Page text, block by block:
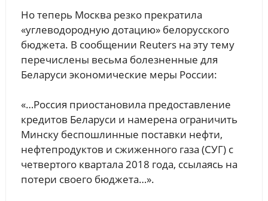
Но теперь Москва резко прекратила
«углеводородную дотацию» белорусского
бюджета. В сообщении Reuters на эту тему
перечислены весьма болезненные для
Беларуси экономические меры России:
«…Россия приостановила предоставление
кредитов Беларуси и намерена ограничить
Минску беспошлинные поставки нефти,
нефтепродуктов и сжиженного газа (СУГ) с
четвертого квартала 2018 года, ссылаясь на
потери своего бюджета…».